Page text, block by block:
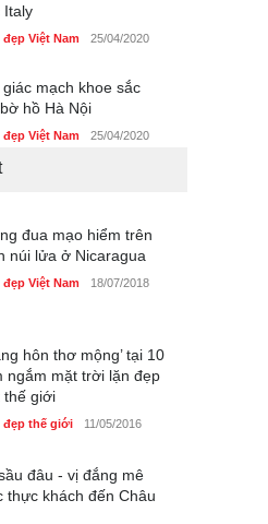
Italy
đẹp Việt Nam 25/04/2020
giác mạch khoe sắc
hồ Hà Nội
đẹp Việt Nam 25/04/2020
đẹp Việt Nam 24/04/2020
món ăn đồng quê
đua mạo hiểm trên
núi lửa ở Nicaragua
đẹp Việt Nam 18/07/2018
hôn thơ mộng’ tại 10
ngắm mặt trời lặn đẹp
thế giới
đẹp thế giới 11/05/2016
đâu - vị đắng mê
thực khách đến Châu